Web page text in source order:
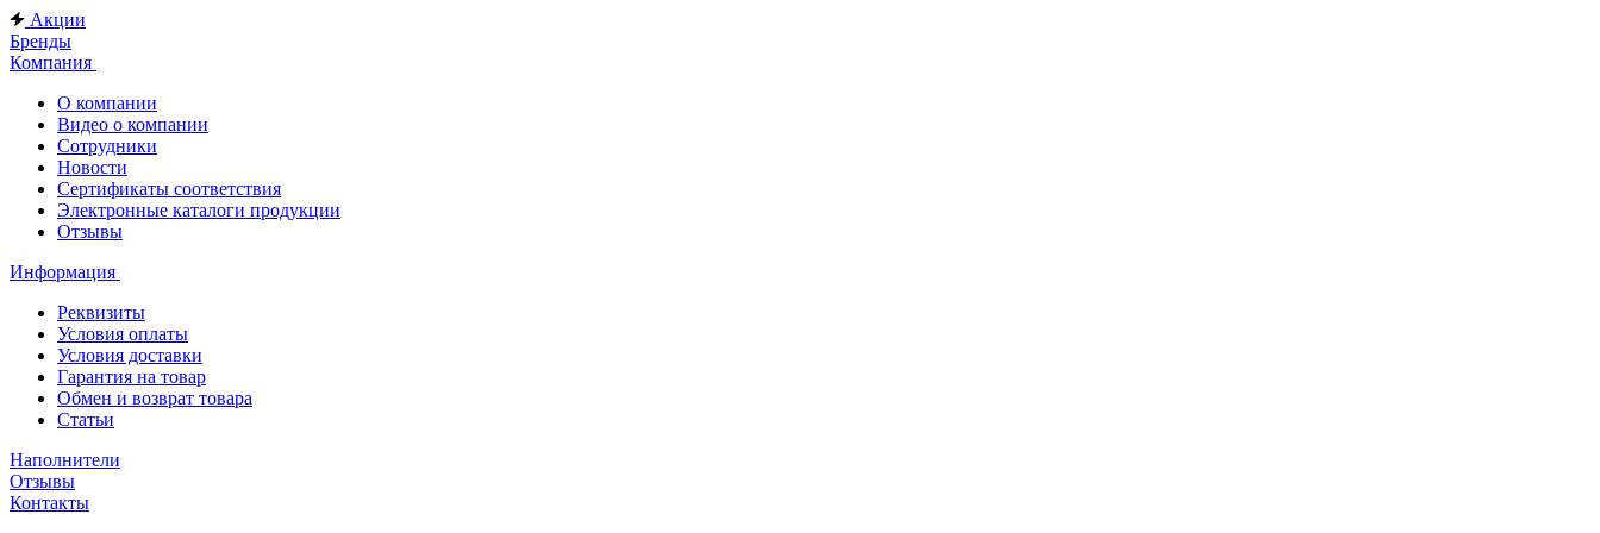
Акции
Бренды
Компания
О компании
Видео о компании
Сотрудники
Новости
Сертификаты соответствия
Электронные каталоги продукции
Отзывы
Информация
Реквизиты
Условия оплаты
Условия доставки
Гарантия на товар
Обмен и возврат товара
Статьи
Наполнители
Отзывы
Контакты